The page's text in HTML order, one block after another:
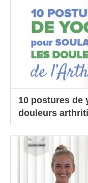
10 postures de
douleurs